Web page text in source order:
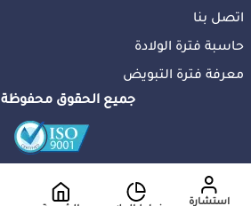
استشارة
اتصل بنا
حاسبة فترة الولادة
معرفة فترة التبويض
جميع الحقوق محفوظة 2026